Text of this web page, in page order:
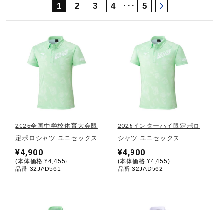
ランニング
サッカー／フットサル
トレーニング
野球
ゴルフ
1 2 3 4 ･･･ 5
2025全国中学校体育大会限
定ポロシャツ ユニセックス
¥4,900
(本体価格 ¥4,455)
品番 32JAD561
2025インターハイ限定ポロ
シャツ ユニセックス
¥4,900
(本体価格 ¥4,455)
品番 32JAD562